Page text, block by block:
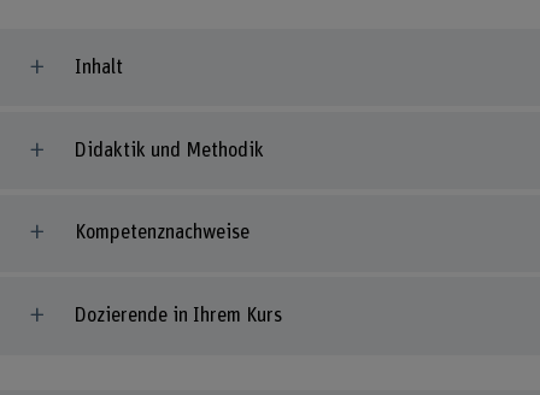
Inhalt
Didaktik und Methodik
Kompetenznachweise
Dozierende in Ihrem Kurs